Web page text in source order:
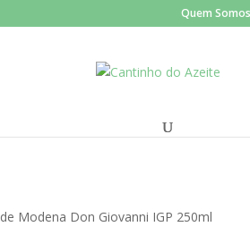
Quem Somos
Modena Don Giovanni IGP 250ml